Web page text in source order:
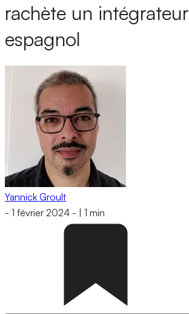
rachète un intégrateur
espagnol
Yannick Groult
- 1 février 2024 - 1 min